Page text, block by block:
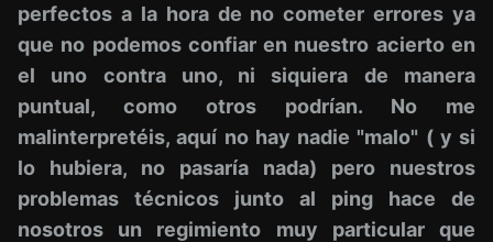
perfectos a la hora de no cometer errores ya
que no podemos confiar en nuestro acierto en
el uno contra uno, ni siquiera de manera
puntual, como otros podrían. No me
malinterpretéis, aquí no hay nadie "malo" ( y si
lo hubiera, no pasaría nada) pero nuestros
problemas técnicos junto al ping hace de
nosotros un regimiento muy particular que